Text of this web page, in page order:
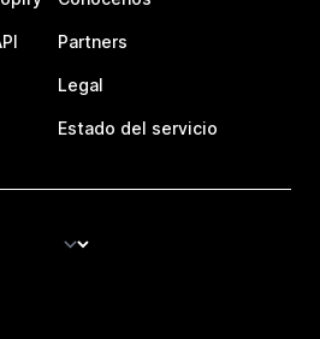
Partners
Legal
Estado del servicio